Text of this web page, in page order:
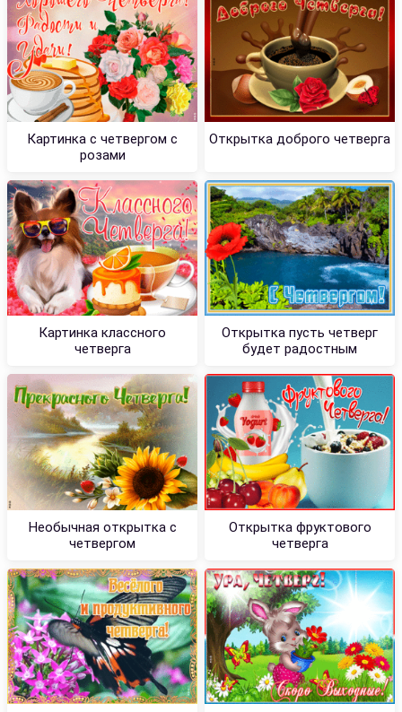
Картинка с четвергом с
розами
Открытка доброго четверга
Картинка классного
четверга
Открытка пусть четверг
будет радостным
Необычная открытка с
четвергом
Открытка фруктового
четверга